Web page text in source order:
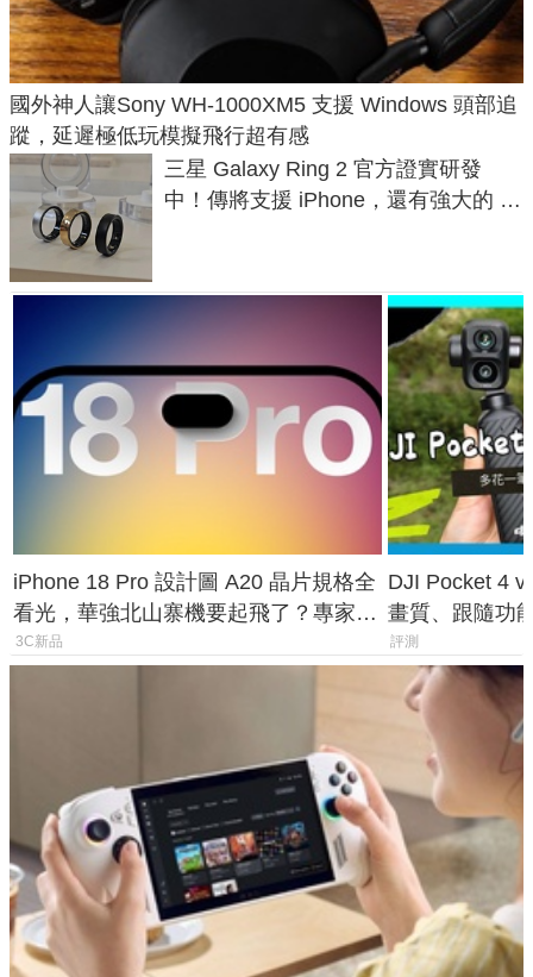
國外神人讓Sony WH-1000XM5 支援 Windows 頭部追
蹤，延遲極低玩模擬飛行超有感
三星 Galaxy Ring 2 官方證實研發
中！傳將支援 iPhone，還有強大的 AI
iPhone 18 Pro 設計圖 A20 晶片規格全
看光，華強北山寨機要起飛了？專家曝
山寨機無法復刻兩大關鍵
3C新品
DJI Pocket 4
畫質、跟隨功
一次看懂兩台
評測